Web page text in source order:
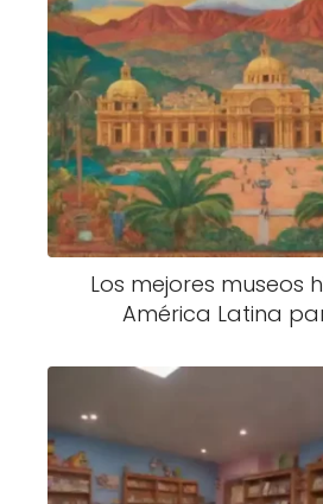
Los mejores museos
América Latina